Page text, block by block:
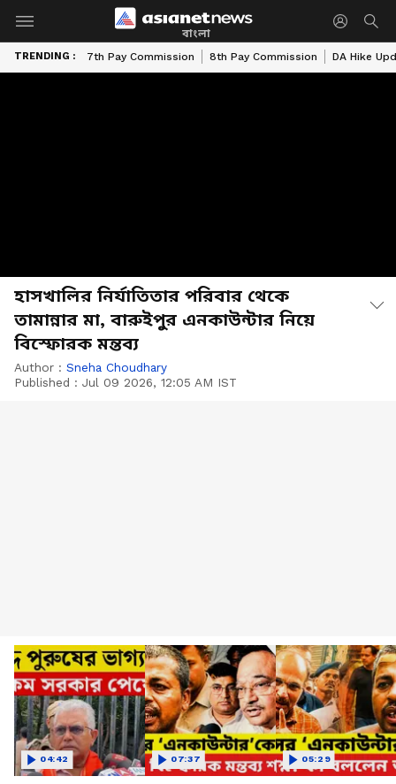
বাংলা
TRENDING : 7th Pay Commission 8th Pay Commission DA Hike
হাসখালির নির্যাতিতার পরিবার থেকে
তামান্নার মা, বারুইপুর এনকাউন্টার নিয়ে
বিস্ফোরক মন্তব্য
Author : Sneha Choudhary
Published : Jul 09 2026, 12:05 AM IST
04:42 07:37 05:29